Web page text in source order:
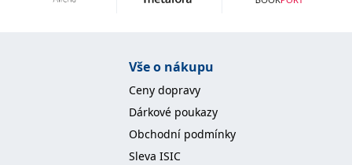
Vše o nákupu
Ceny dopravy
Dárkové poukazy
Obchodní podmínky
Sleva ISIC
Nezařazené soubory
Nezbytně nutné soubory cookie umožňují základní funkce webových
stránek, jako je přihlášení uživatele a správa účtu. Webové stránky nelze
bez nezbytně nutných souborů cookie správně používat.
Provider /
Doména